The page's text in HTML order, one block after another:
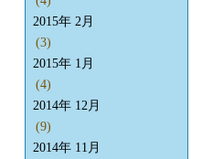
2015年 2月
(3)
2015年 1月
(4)
2014年 12月
(9)
2014年 11月